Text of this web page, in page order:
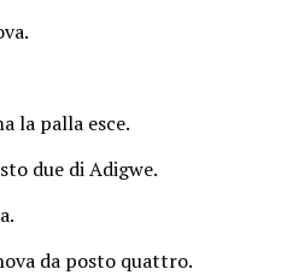
la palla esce.
due di Adigwe.
da posto quattro.